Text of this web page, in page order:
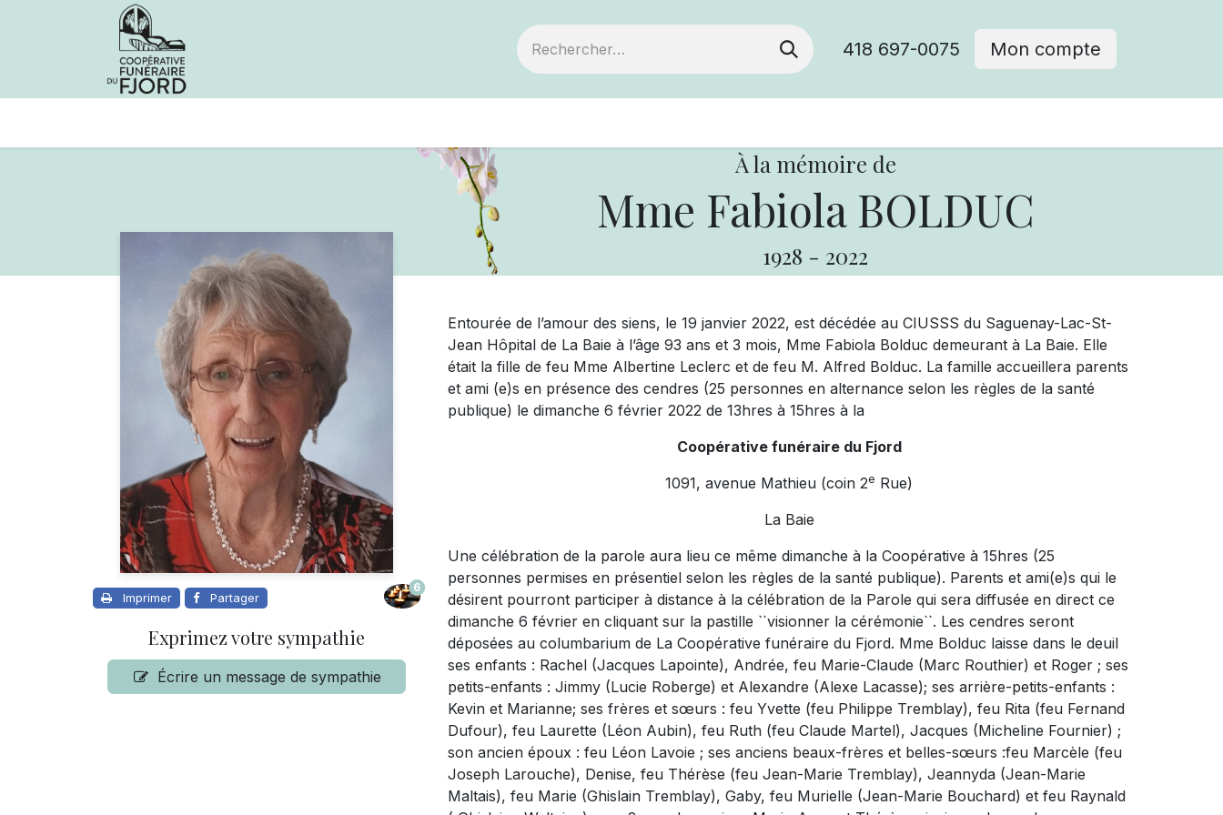
418 697-0075 Mon compte
À la mémoire de
Mme Fabiola BOLDUC
1928 - 2022
Imprimer Partager
6
Exprimez votre sympathie
Écrire un message de sympathie
Entourée de l’amour des siens, le 19 janvier 2022, est décédée au CIUSSS du Saguenay-Lac-St-
Jean Hôpital de La Baie à l’âge 93 ans et 3 mois, Mme Fabiola Bolduc demeurant à La Baie. Elle
était la fille de feu Mme Albertine Leclerc et de feu M. Alfred Bolduc. La famille accueillera parents
et ami (e)s en présence des cendres (25 personnes en alternance selon les règles de la santé
publique) le dimanche 6 février 2022 de 13hres à 15hres à la
Coopérative funéraire du Fjord
1091, avenue Mathieu (coin 2e Rue)
La Baie
Une célébration de la parole aura lieu ce même dimanche à la Coopérative à 15hres (25
personnes permises en présentiel selon les règles de la santé publique). Parents et ami(e)s qui le
désirent pourront participer à distance à la célébration de la Parole qui sera diffusée en direct ce
dimanche 6 février en cliquant sur la pastille ``visionner la cérémonie``. Les cendres seront
déposées au columbarium de La Coopérative funéraire du Fjord. Mme Bolduc laisse dans le deuil
ses enfants : Rachel (Jacques Lapointe), Andrée, feu Marie-Claude (Marc Routhier) et Roger ; ses
petits-enfants : Jimmy (Lucie Roberge) et Alexandre (Alexe Lacasse); ses arrière-petits-enfants :
Kevin et Marianne; ses frères et sœurs : feu Yvette (feu Philippe Tremblay), feu Rita (feu Fernand
Dufour), feu Laurette (Léon Aubin), feu Ruth (feu Claude Martel), Jacques (Micheline Fournier) ;
son ancien époux : feu Léon Lavoie ; ses anciens beaux-frères et belles-sœurs :feu Marcèle (feu
Joseph Larouche), Denise, feu Thérèse (feu Jean-Marie Tremblay), Jeannyda (Jean-Marie
Maltais), feu Marie (Ghislain Tremblay), Gaby, feu Murielle (Jean-Marie Bouchard) et feu Raynald